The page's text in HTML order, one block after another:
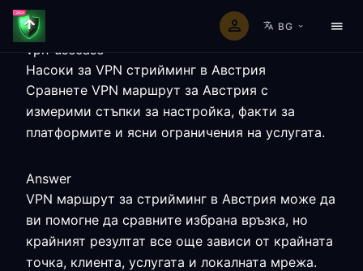
BG
vpn-usecase
Насоки за VPN стрийминг в Австрия
Сравнете VPN маршрут за Австрия с
измерими стъпки за настройка, факти за
платформите и ясни ограничения на услугата.
Answer
VPN маршрут за стрийминг в Австрия може да
ви помогне да сравните избрана връзка, но
крайният резултат все още зависи от крайната
точка, клиента, услугата и локалната мрежа.